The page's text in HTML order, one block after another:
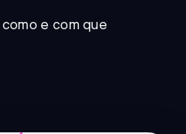
e com que